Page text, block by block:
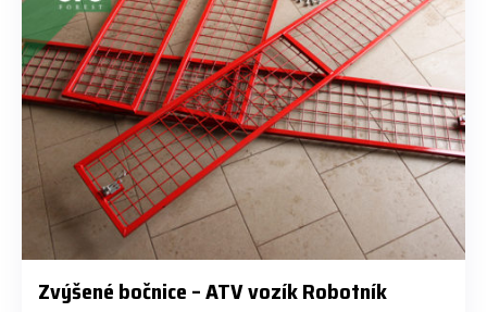
Zvýšené bočnice – ATV vozík Robotník